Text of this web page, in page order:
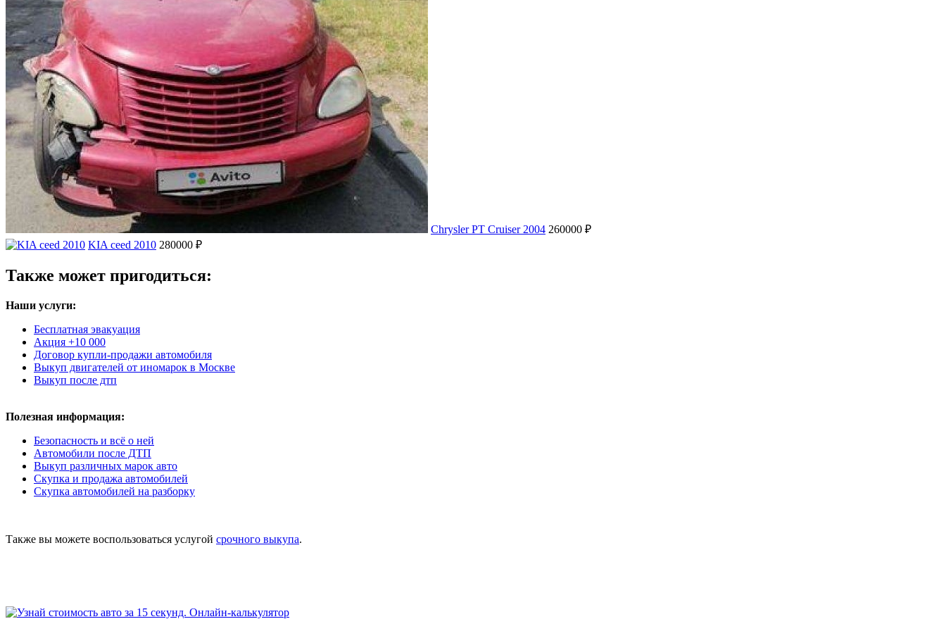
Chrysler PT Cruiser 2004 260000 ₽
KIA ceed 2010 280000 ₽
Также может пригодиться:
Наши услуги:
Бесплатная эвакуация
Акция +10 000
Договор купли-продажи автомобиля
Выкуп двигателей от иномарок в Москве
Выкуп после дтп
Полезная информация:
Безопасность и всё о ней
Автомобили после ДТП
Выкуп различных марок авто
Скупка и продажа автомобилей
Скупка автомобилей на разборку
Также вы можете воспользоваться услугой срочного выкупа.